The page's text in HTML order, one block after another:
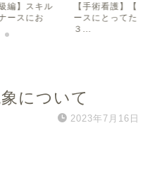
編】スキル
ースにお
【手術看護】【
ースにとってため
３...
について
2023年7月16日